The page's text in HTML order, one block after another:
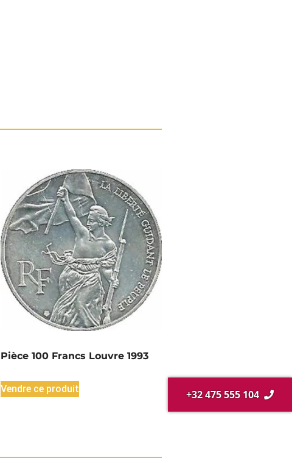
Pièce 100 Francs Louvre 1993
Vendre ce produit +32 475 555 104